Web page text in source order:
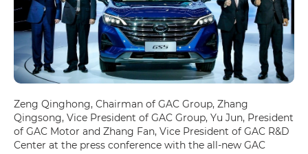
Zeng Qinghong, Chairman of GAC Group, Zhang
Qingsong, Vice President of GAC Group, Yu Jun, President
of GAC Motor and Zhang Fan, Vice President of GAC R&D
Center at the press conference with the all-new GAC